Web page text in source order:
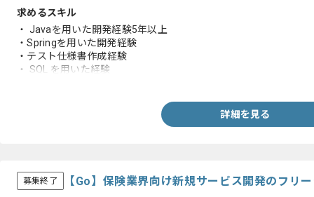
求めるスキル
・ Javaを用いた開発経験5年以上
・Springを用いた開発経験
・テスト仕様書作成経験
・ SQL を用いた経験
詳細を見る
募集終了 【Go】保険業界向け新規サービス開発のフリ